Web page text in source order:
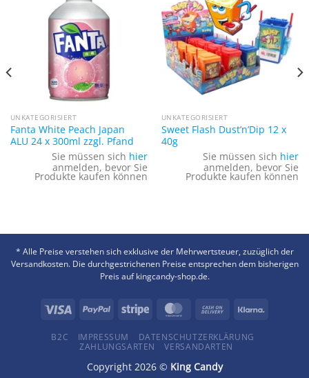
UNKATEGORISIERT
Fanta White Peach Japan
ALU 24 x 300ml zzgl. Pfand
Sie müssen sich hier
anmelden, bevor Sie
Produkte kaufen können
UNKATEGORISIERT
Sweet Flash Dust’n’Dip 12 x
40g
Sie müssen sich hier
anmelden, bevor Sie
Produkte kaufen können
* Alle Preise verstehen sich exklusive der Mehrwertsteuer, zuzüglich der
Versandkosten. Die durchgestrichenen Preise entsprechen dem bisherigen
Preis auf kingcandy-shop.de.
B2C IMPRESSUM
DATENSCHUTZERKLÄRUNG
ZAHLUNGSARTEN
VERSANDARTEN
Copyright 2026 © King Candy